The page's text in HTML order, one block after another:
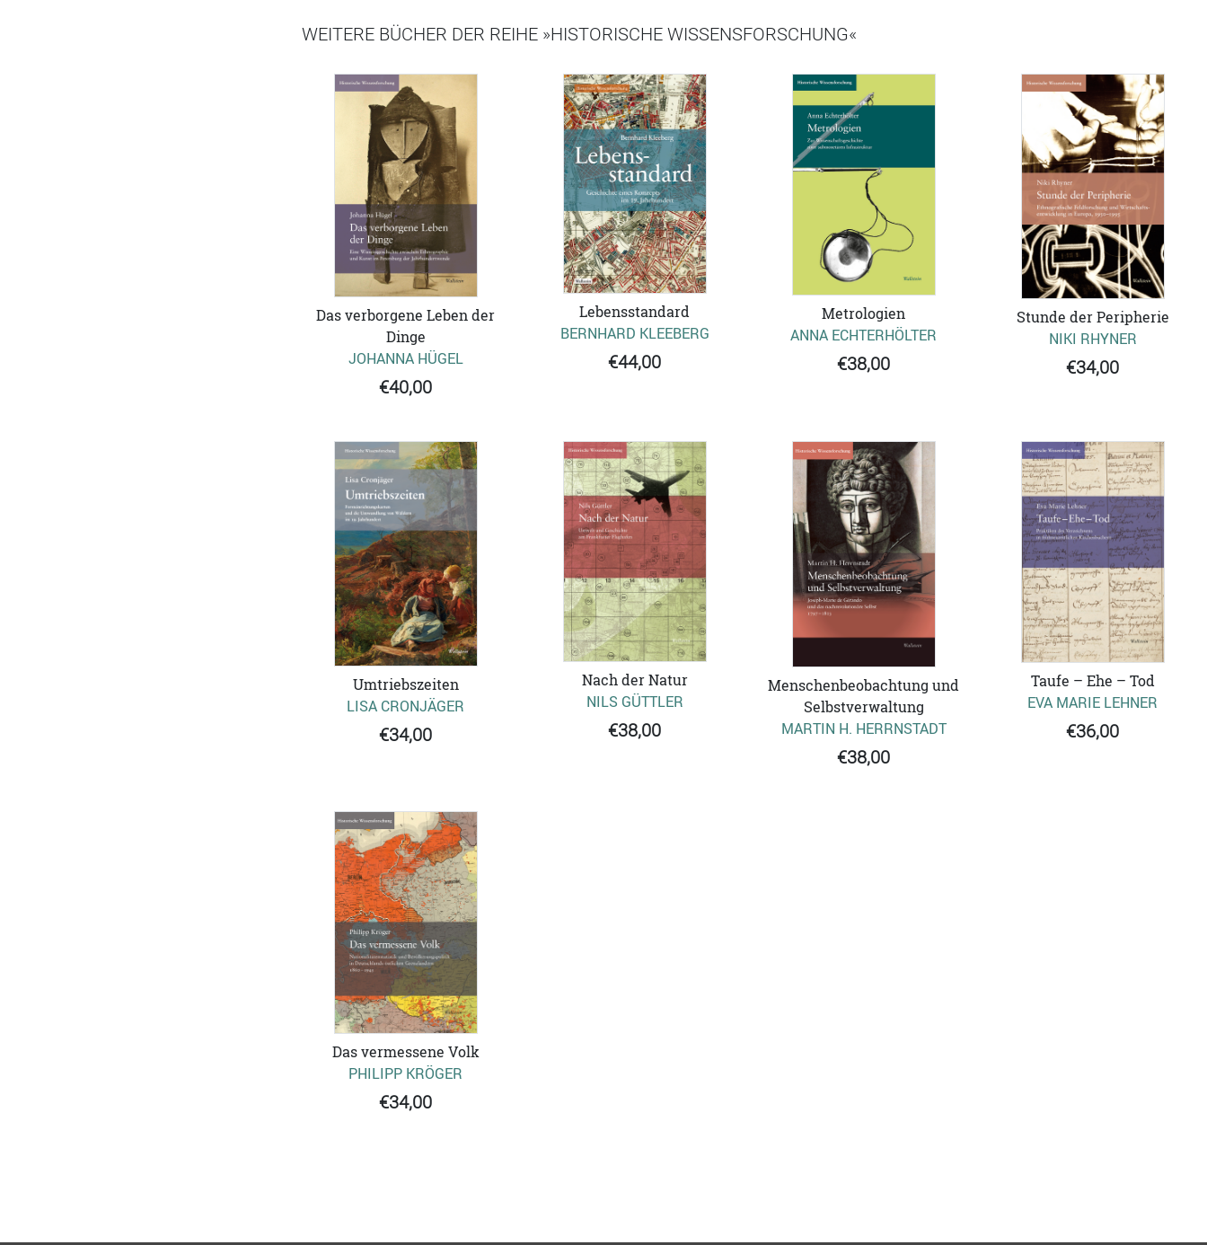
WEITERE BÜCHER DER REIHE »HISTORISCHE WISSENSFORSCHUNG«
Das verborgene Leben der
Dinge
JOHANNA HÜGEL
€40,00
Lebensstandard
BERNHARD KLEEBERG
€44,00
Metrologien
ANNA ECHTERHÖLTER
€38,00
Stunde der Peripherie
NIKI RHYNER
€34,00
Umtriebszeiten
LISA CRONJÄGER
€34,00
Nach der Natur
NILS GÜTTLER
€38,00
Menschenbeobachtung und
Selbstverwaltung
MARTIN H. HERRNSTADT
€38,00
Taufe – Ehe – Tod
EVA MARIE LEHNER
€36,00
Das vermessene Volk
PHILIPP KRÖGER
€34,00